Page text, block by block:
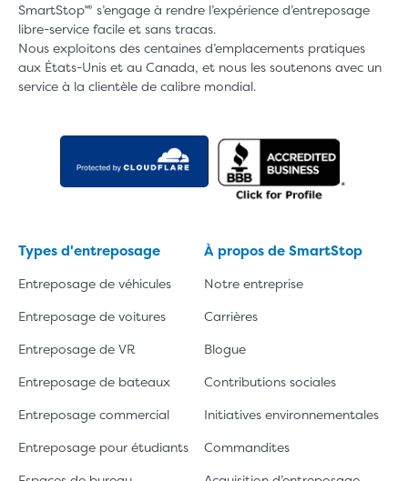
SmartStop🅫 s’engage à rendre l’expérience d’entreposage
libre-service facile et sans tracas.
Nous exploitons des centaines d’emplacements pratiques
aux États-Unis et au Canada, et nous les soutenons avec un
service à la clientèle de calibre mondial.
Types d'entreposage
Entreposage de véhicules
Entreposage de voitures
Entreposage de VR
Entreposage de bateaux
Entreposage commercial
Entreposage pour étudiants
À propos de SmartStop
Notre entreprise
Carrières
Blogue
Contributions sociales
Initiatives environnementales
Commandites